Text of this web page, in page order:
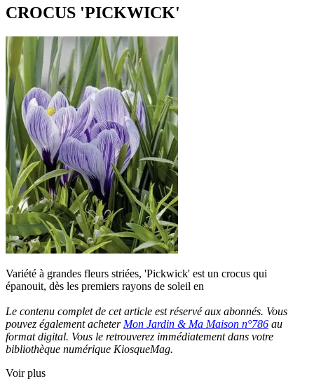
CROCUS 'PICKWICK'
Variété à grandes fleurs striées, 'Pickwick' est un crocus qui
épanouit, dès les premiers rayons de soleil en
Le contenu complet de cet article est réservé aux abonnés. Vous
pouvez également acheter Mon Jardin & Ma Maison n°786 au
format digital. Vous le retrouverez immédiatement dans votre
bibliothèque numérique KiosqueMag.
Voir plus